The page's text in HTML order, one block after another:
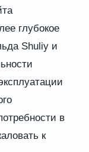
глубокое
Shuliy и
в
к